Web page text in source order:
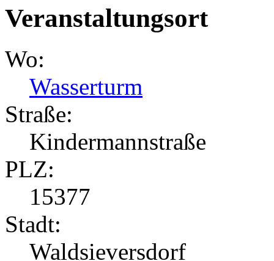
Veranstaltungsort
Wo:
Wasserturm
Straße:
Kindermannstraße
PLZ:
15377
Stadt:
Waldsieversdorf